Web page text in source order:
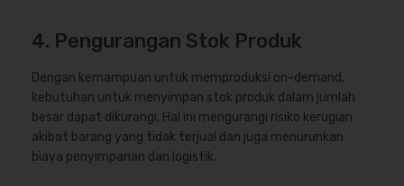
4. Pengurangan Stok Produk
Dengan kemampuan untuk memproduksi on-demand,
kebutuhan untuk menyimpan stok produk dalam jumlah
besar dapat dikurangi. Hal ini mengurangi risiko kerugian
akibat barang yang tidak terjual dan juga menurunkan
biaya penyimpanan dan logistik.